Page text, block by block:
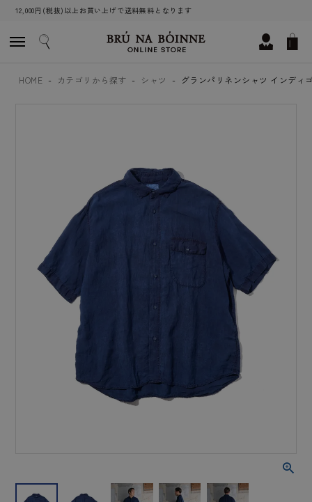
12,000円(税抜)以上お買い上げで送料無料となります
HOME カテゴリから探す シャツ グランパリネンシャツ インディ